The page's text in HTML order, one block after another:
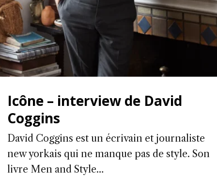
Icône – interview de David
Coggins
David Coggins est un écrivain et journaliste
new yorkais qui ne manque pas de style. Son
livre Men and Style…